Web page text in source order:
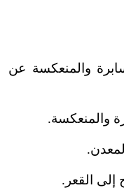
والمنعكسة عن
والمنعكسة.
القعر.